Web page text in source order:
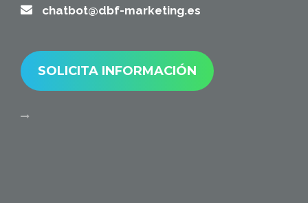
chatbot@dbf-marketing.es
SOLICITA INFORMACIÓN